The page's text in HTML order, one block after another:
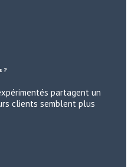
?
partagent un
clients semblent plus